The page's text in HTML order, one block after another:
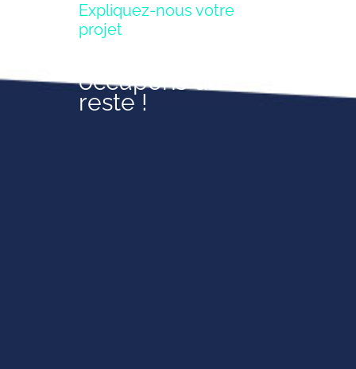
Expliquez-nous votre
projet
occupons du
reste !